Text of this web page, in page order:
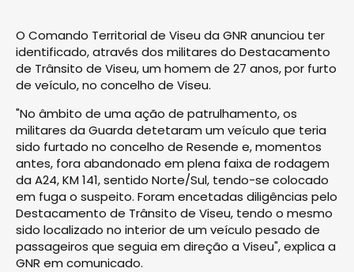
O Comando Territorial de Viseu da GNR anunciou ter
identificado, através dos militares do Destacamento
de Trânsito de Viseu, um homem de 27 anos, por furto
de veículo, no concelho de Viseu.
"No âmbito de uma ação de patrulhamento, os
militares da Guarda detetaram um veículo que teria
sido furtado no concelho de Resende e, momentos
antes, fora abandonado em plena faixa de rodagem
da A24, KM 141, sentido Norte/Sul, tendo-se colocado
em fuga o suspeito. Foram encetadas diligências pelo
Destacamento de Trânsito de Viseu, tendo o mesmo
sido localizado no interior de um veículo pesado de
passageiros que seguia em direção a Viseu", explica a
GNR em comunicado.